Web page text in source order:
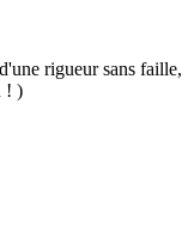
rigueur sans
! )